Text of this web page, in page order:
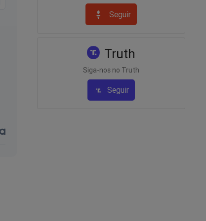
Seguir
Truth
Siga-nos no Truth
Seguir